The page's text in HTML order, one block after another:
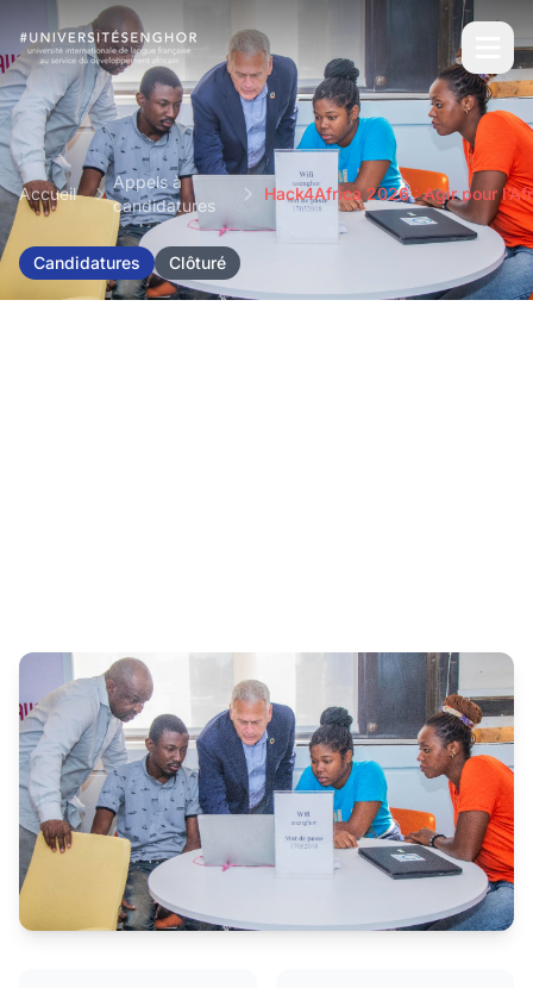
Accueil
Appels à
candidatures
Hack4Africa 2026 : Agir pour
Candidatures Clôturé